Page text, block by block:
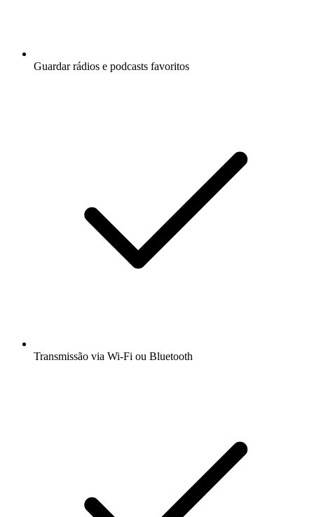
Guardar rádios e podcasts favoritos
Transmissão via Wi-Fi ou Bluetooth